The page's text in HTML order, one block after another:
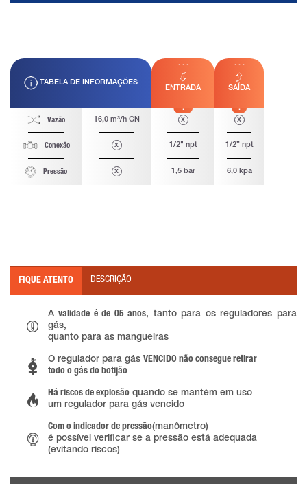
TABELA DE INFORMAÇÕES
ENTRADA SAÍDA
Vazão 16,0 m³/h GN x x
Conexão x 1/2" npt 1/2” npt
Pressão x 1,5 bar 6,0 kpa
FIQUE ATENTO DESCRIÇÃO
Avalidade é de 05 anos, tanto para os reguladores para
gás,
quanto para as mangueiras
O regulador para gás VENCIDO não consegue retirar
todo o gás do botijão
Há riscos de explosão quando se mantém em uso
um regulador para gás vencido
Com o indicador de pressão(manômetro)
é possível verificar se a pressão está adequada
(evitando riscos)